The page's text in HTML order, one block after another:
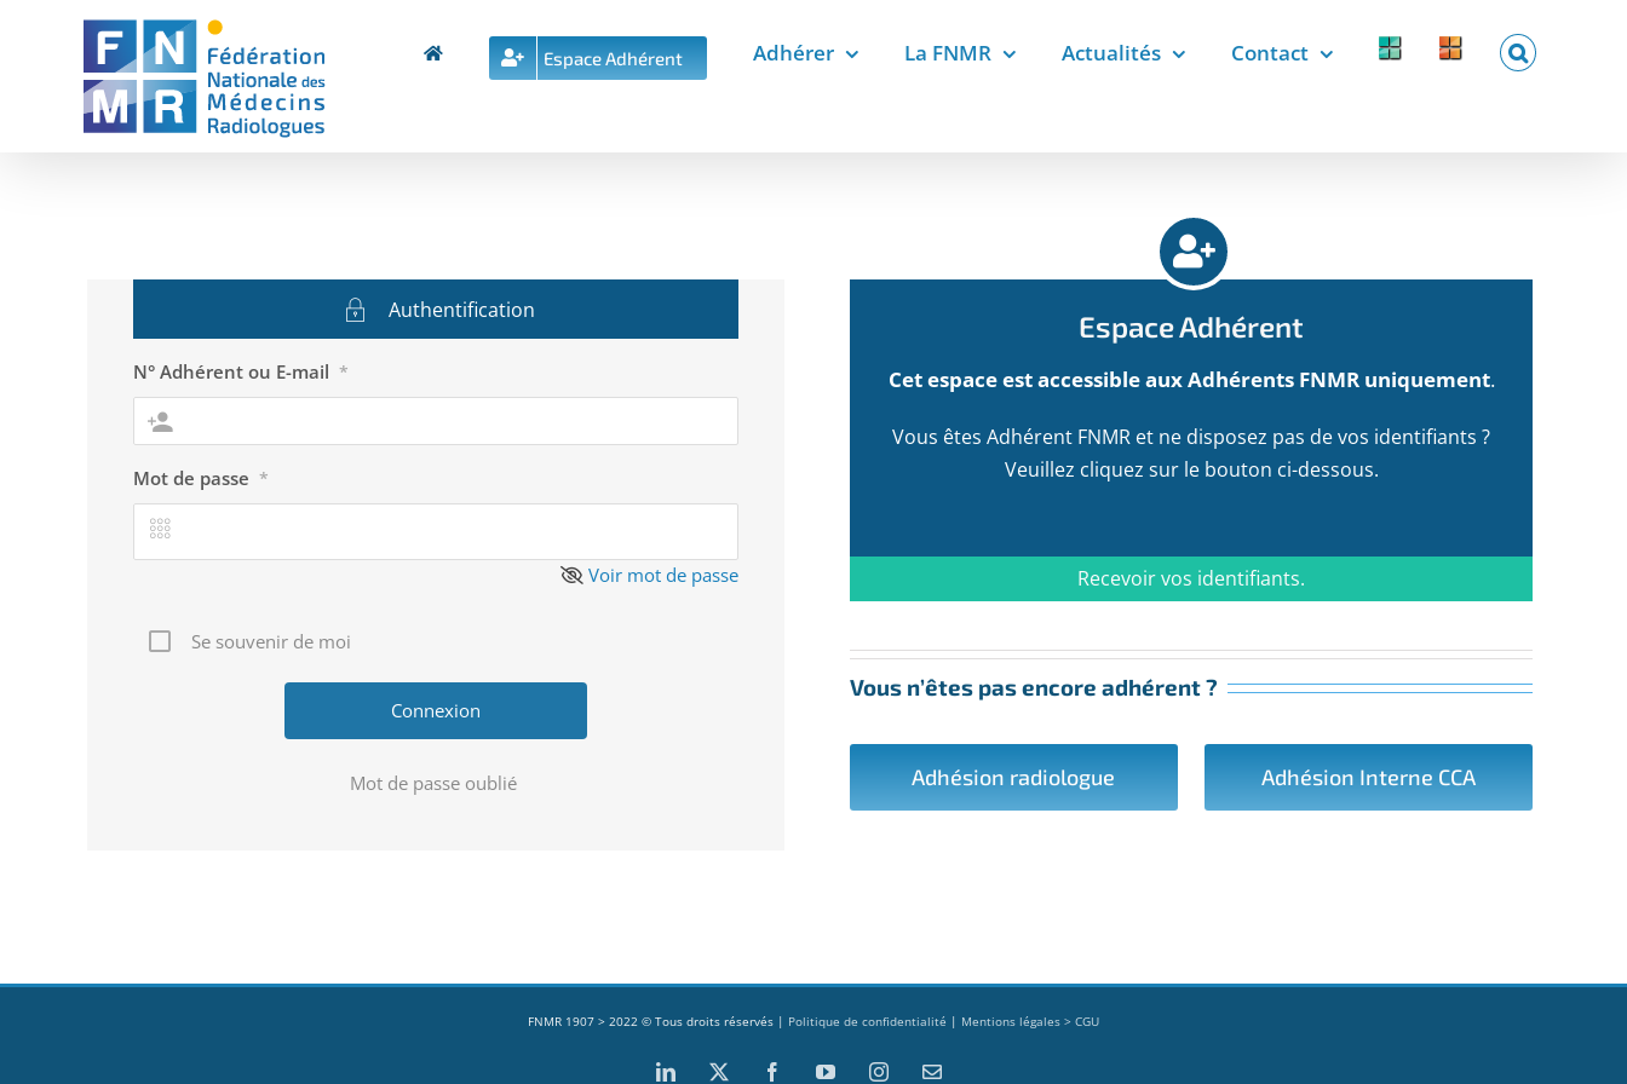
Espace Adhérent Adhérer La FNMR Actualités Contact ForcomedLabelix
Authentification
N° Adhérent ou E-mail *
Mot de passe *
Voir mot de passe
Se souvenir de moi
Mot de passe oublié
Espace Adhérent
Cet espace est accessible aux Adhérents FNMR uniquement.
Vous êtes Adhérent FNMR et ne disposez pas de vos identifiants ?
Veuillez cliquez sur le bouton ci-dessous.
Recevoir vos identifiants.
Vous n’êtes pas encore adhérent ?
Adhésion radiologue Adhésion Interne CCA
FNMR 1907 > 2022 © Tous droits réservés | Politique de confidentialité | Mentions légales > CGU
LinkedIn
X FacebookYouTubeInstagramContact